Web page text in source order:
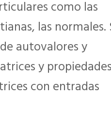
como las
las
autovalores y
y
con entradas